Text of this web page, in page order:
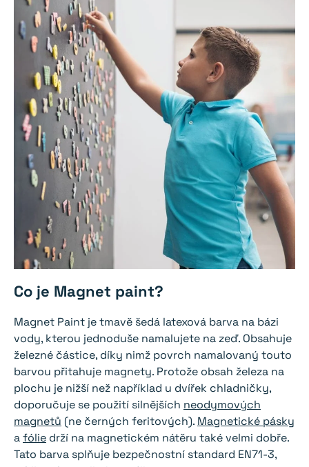
Co je Magnet paint?
Magnet Paint je tmavě šedá latexová barva na bázi
vody, kterou jednoduše namalujete na zeď. Obsahuje
železné částice, díky nimž povrch namalovaný touto
barvou přitahuje magnety. Protože obsah železa na
plochu je nižší než například u dvířek chladničky,
doporučuje se použití silnějších neodymových
magnetů (ne černých feritových). Magnetické pásky
afólie drží na magnetickém nátěru také velmi dobře.
Tato barva splňuje bezpečnostní standard EN71-3,